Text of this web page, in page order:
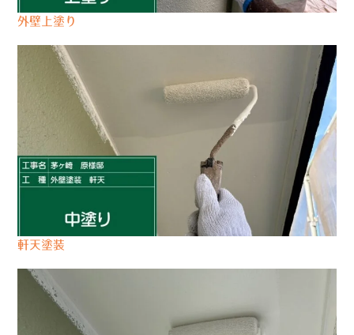
外壁上塗り
軒天塗装